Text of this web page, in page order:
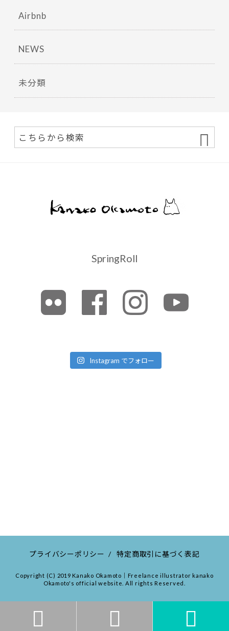
Airbnb
NEWS
未分類
SpringRoll
Instagram でフォロー
プライバシーポリシー / 特定商取引に基づく表記
Copyright (C) 2019 Kanako Okamoto｜Freelance illustrator kanako
Okamoto's official website. All rights Reserved.
  